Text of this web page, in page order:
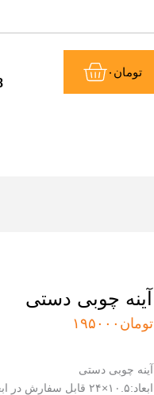
تومان ۰سبد
خرید
آینه چوبی دستی
تومان ۱۹۵۰۰۰
آینه چوبی دستی
ابعاد:۱۰.۵×۲۴ قابل سفارش در ابعاد و رنگ‌بندی و طرح دلخواه